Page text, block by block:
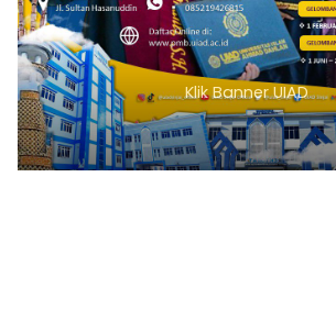
Klik Banner UIAD